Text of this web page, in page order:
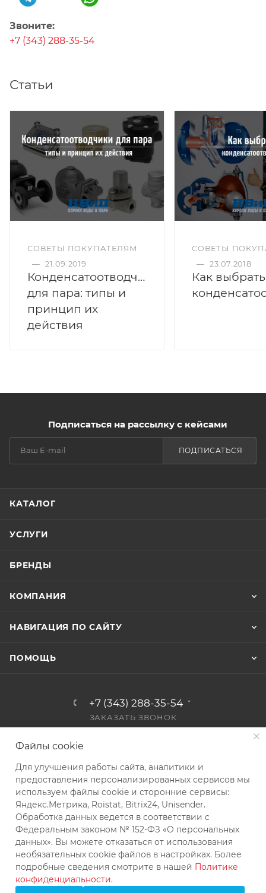
Звоните:
+7 (343) 288-35-54
Статьи
СОВЕТЫ ПОКУПАТЕЛЯМ
— 21.09.2019
Конденсатоотводчики
для пара: типы и
принцип их
действия
СОВЕТЫ
— 23.07.2018
Как выбрать
Подписаться на рассылку с кейсами
ПОДПИСАТЬСЯ
КАТАЛОГ
УСЛУГИ
БРЕНДЫ
КОМПАНИЯ
НАВИГАЦИЯ ПО САЙТУ
ПОМОЩЬ
+7 (343) 288-35-54
ЗАКАЗАТЬ ЗВОНОК
Екатеринбург, ул. Колхозников,
д. 59А, офис 303
2026 © КВиП: Короли воды и пара
Файлы cookie
Для улучшения работы сайта, аналитики и
предоставления персонализированных сервисов мы
используем файлы cookie и сторонние сервисы:
Яндекс.Метрика, Roistat, Bitrix24, Unisender.
Обработка данных ведется в соответствии с
Федеральным законом № 152-ФЗ «О персональных
данных». Вы можете отказаться от использования
необязательных cookie файлов в настройках. Более
подробные сведения смотрите в нашей Политике
конфиденциальности.